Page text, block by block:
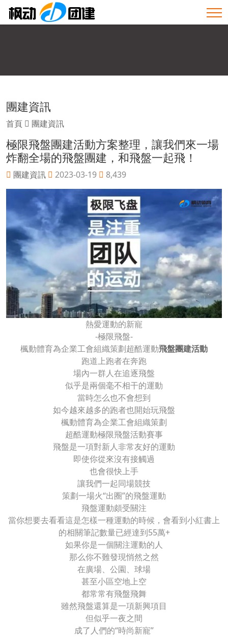
團建資訊
首頁 團建資訊
極限飛盤團建活動方案整理，讓我們來一場
炸翻全場的飛盤團建，和飛盤一起飛！
團建資訊 2023-03-19 8,439
熱愛運動的新寵
-極限飛盤-
楓動體育為企業工會組織策劃超酷運動飛盤團建活動
跑道上跑者在奔跑
場內一群人在追逐飛盤
似乎是兩個毫不相干的運動
當時怎么也不會想到
如今越來越多的跑者也開始玩飛盤
楓動體育為企業工會組織策劃
超酷運動極限飛盤活動賽事
飛盤是一項對新人非常友好的運動
即使你從來沒有接觸過
也會很快上手
讓我們一起同場競技
策劃一場火“出圈”的飛盤運動
飛盤運動頗受關注
當你想要去看看這是怎樣一種運動的時候，會看到小紅書上
的相關筆記數量已經達到55萬+
如果你是一個關注運動的人
那么你不難發現悄然之然
在廣場、公園、球場
甚至小區空地上空
都常常有飛盤飛舞
雖然飛盤還算是一項新興項目
但似乎一夜之間
成了人們的“時尚新寵”